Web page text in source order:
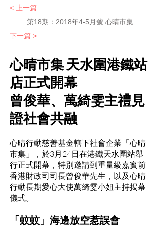
< 上一篇
第18期：2018年4-5月號 心晴市集
下一篇 >
心晴市集 天水圍港鐵站
店正式開幕
曾俊華、萬綺雯主禮見
證社會共融
心晴行動慈善基金轄下社會企業「心晴
市集」，於3月24日在港鐵天水圍站舉
行正式開幕，特別邀請到重量級嘉賓前
香港財政司司長曾俊華先生，以及心晴
行動長期愛心大使萬綺雯小姐主持揭幕
儀式。
「蚊蚊」海邊放空惹誤會